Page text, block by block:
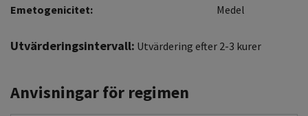
Emetogenicitet: Medel
Utvärderingsintervall: Utvärdering efter 2-3 kurer
Anvisningar för regimen